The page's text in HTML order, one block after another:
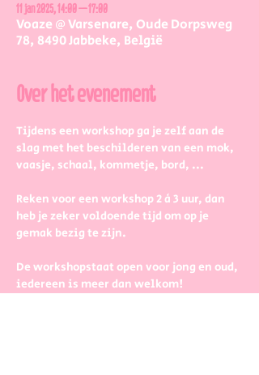
11 jan 2025, 14:00 – 17:00
Voaze @ Varsenare, Oude Dorpsweg
78, 8490 Jabbeke, België
Over het evenement
Tijdens een workshop ga je zelf aan de
slag met het beschilderen van een mok,
vaasje, schaal, kommetje, bord, ...
Reken voor een workshop 2 à 3 uur, dan
heb je zeker voldoende tijd om op je
gemak bezig te zijn.
De workshopstaat open voor jong en oud,
iedereen is meer dan welkom!